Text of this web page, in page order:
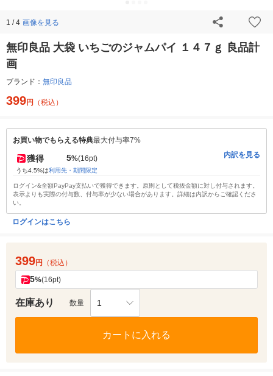
1 / 4 画像を見る
無印良品 大袋 いちごのジャムパイ １４７ｇ 良品計
画
ブランド： 無印良品
399円 （税込）
お買い物でもらえる特典最大付与率7%
獲得 5%(16pt)
うち4.5%は利用先・期間限定
内訳を見る
ログイン&全額PayPay支払いで獲得できます。原則として税抜金額に対し付与されます。
表示よりも実際の付与数、付与率が少ない場合があります。詳細は内訳からご確認くださ
い。
ログインはこちら
399円 （税込）
5%(16pt)
在庫あり 数量 1
カートに入れる